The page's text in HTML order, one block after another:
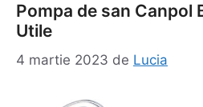
Pompa de san Canpol
Utile
4 martie 2023 de Lucia